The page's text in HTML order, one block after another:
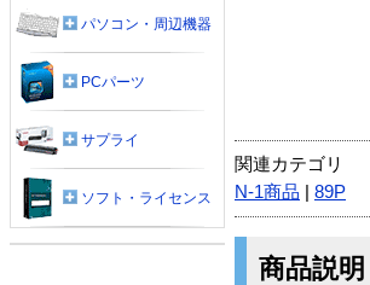
関連カテゴリ
N-1商品
89P
商品説明
パソコン・周辺機器
PCパーツ
サプライ
ソフト・ライセンス